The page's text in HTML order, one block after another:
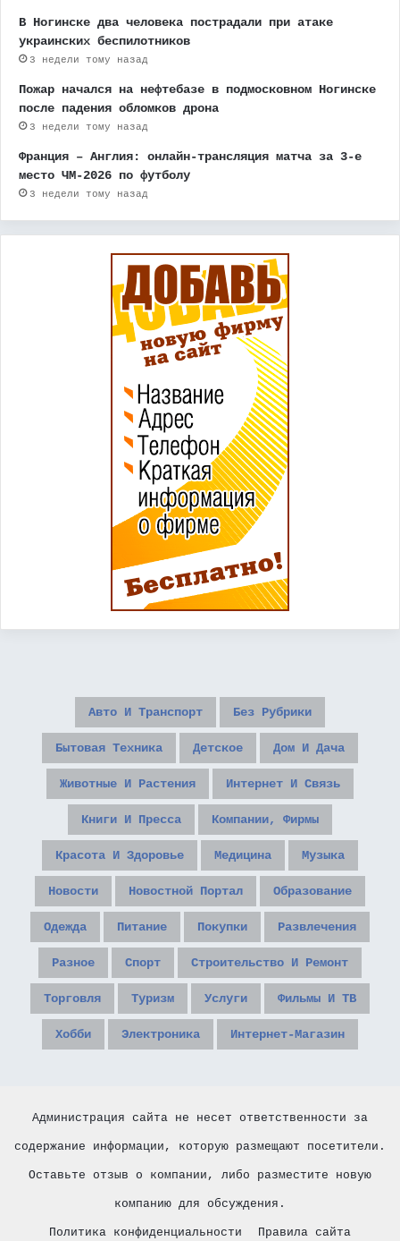
В Ногинске два человека пострадали при атаке
украинских беспилотников
3 недели тому назад
Пожар начался на нефтебазе в подмосковном Ногинске
после падения обломков дрона
3 недели тому назад
Франция – Англия: онлайн-трансляция матча за 3-е
место ЧМ-2026 по футболу
3 недели тому назад
Авто И Транспорт Без Рубрики
Бытовая Техника Детское Дом И Дача
Животные И Растения Интернет И Связь
Книги И Пресса Компании, Фирмы
Красота И Здоровье Медицина Музыка
Новости Новостной Портал Образование
Одежда Питание Покупки Развлечения
Разное Спорт Строительство И Ремонт
Торговля Туризм Услуги Фильмы И ТВ
Хобби Электроника Интернет-Магазин
Администрация сайта не несет ответственности за
содержание информации, которую размещают посетители.
Оставьте отзыв о компании, либо разместите новую
компанию для обсуждения.
Политика конфиденциальности Правила сайта